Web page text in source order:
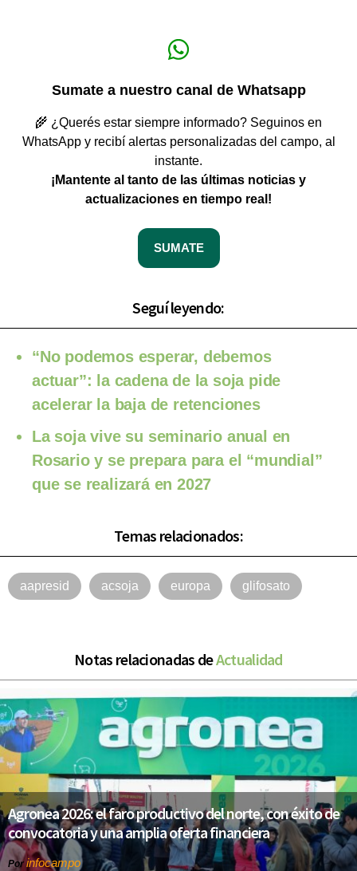
Sumate a nuestro canal de Whatsapp
🌾 ¿Querés estar siempre informado? Seguinos en
WhatsApp y recibí alertas personalizadas del campo, al
instante.
¡Mantente al tanto de las últimas noticias y
actualizaciones en tiempo real!
SUMATE
Seguí leyendo:
“No podemos esperar, debemos
actuar”: la cadena de la soja pide
acelerar la baja de retenciones
La soja vive su seminario anual en
Rosario y se prepara para el “mundial”
que se realizará en 2027
Temas relacionados:
aapresid acsoja europa glifosato
Notas relacionadas deActualidad
Agronea 2026: el faro productivo del norte, con éxito de
convocatoria y una amplia oferta financiera
Por infocampo